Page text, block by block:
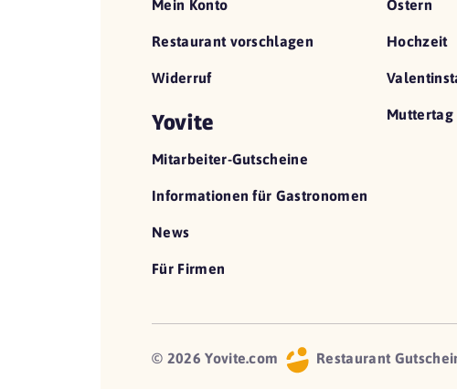
Mein Konto
Restaurant vorschlagen
Widerruf
Yovite
Mitarbeiter-Gutscheine
Informationen für Gastronomen
News
Für Firmen
Ostern
Hochzeit
Muttertag
© 2026 Yovite.com Restaurant